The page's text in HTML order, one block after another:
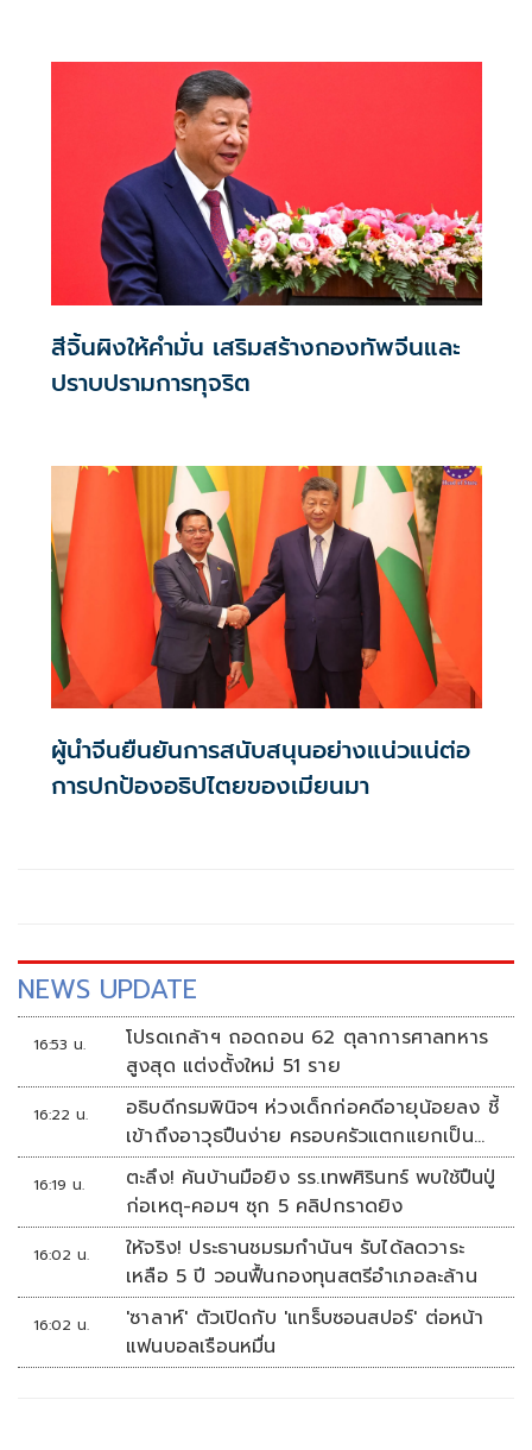
สีจิ้นผิงให้คำมั่น เสริมสร้างกองทัพจีนและ
ปราบปรามการทุจริต
ผู้นำจีนยืนยันการสนับสนุนอย่างแน่วแน่ต่อ
การปกป้องอธิปไตยของเมียนมา
NEWS UPDATE
16:53 น.
โปรดเกล้าฯ ถอดถอน 62 ตุลาการศาลทหาร
สูงสุด แต่งตั้งใหม่ 51 ราย
16:22 น.
อธิบดีกรมพินิจฯ ห่วงเด็กก่อคดีอายุน้อยลง ชี้
เข้าถึงอาวุธปืนง่าย ครอบครัวแตกแยกเป็น
ชนวนสำคัญ
16:19 น.
ตะลึง! ค้นบ้านมือยิง รร.เทพศิรินทร์ พบใช้ปืนปู่
ก่อเหตุ-คอมฯ ซุก 5 คลิปกราดยิง
16:02 น.
ให้จริง! ประธานชมรมกำนันฯ รับได้ลดวาระ
เหลือ 5 ปี วอนฟื้นกองทุนสตรีอำเภอละล้าน
16:02 น.
'ซาลาห์' ตัวเปิดกับ 'แทร็บซอนสปอร์' ต่อหน้า
แฟนบอลเรือนหมื่น